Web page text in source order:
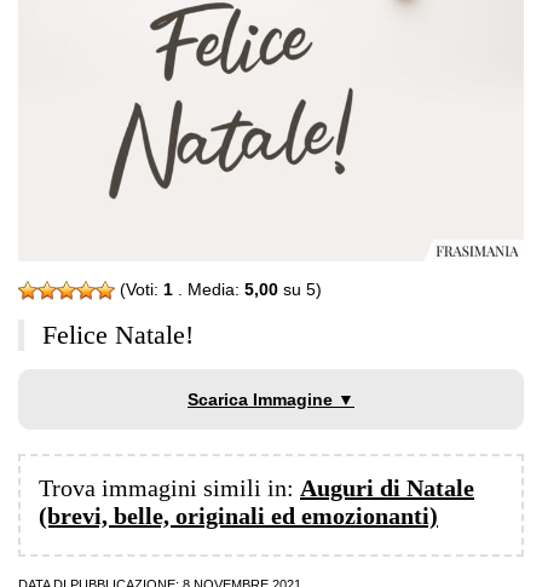
(Voti: 1 . Media: 5,00 su 5)
Felice Natale!
Scarica Immagine ▼
Trova immagini simili in: Auguri di Natale
(brevi, belle, originali ed emozionanti)